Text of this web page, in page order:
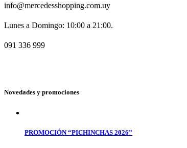
info@mercedesshopping.com.uy
Lunes a Domingo: 10:00 a 21:00.
091 336 999
Novedades y promociones
PROMOCIÓN “PICHINCHAS 2026”